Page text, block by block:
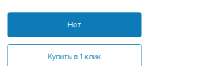
Нет
Купить в 1 клик